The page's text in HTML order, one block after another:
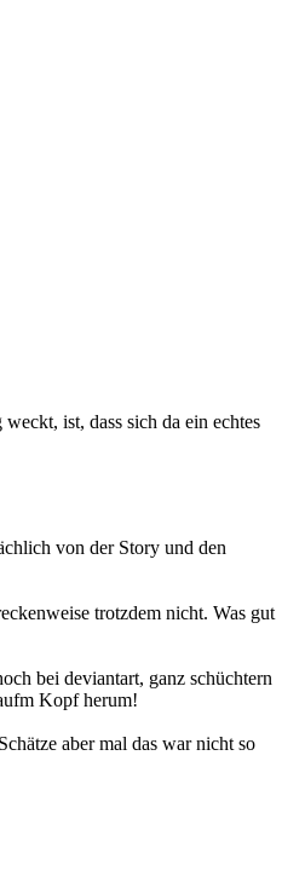
ist, dass sich da ein echtes
von der Story und den
trotzdem nicht. Was gut
bei deviantart, ganz schüchtern
Kopf herum!
aber mal das war nicht so